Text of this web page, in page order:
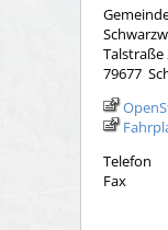
Talstraße
79677
Telefon
Fax